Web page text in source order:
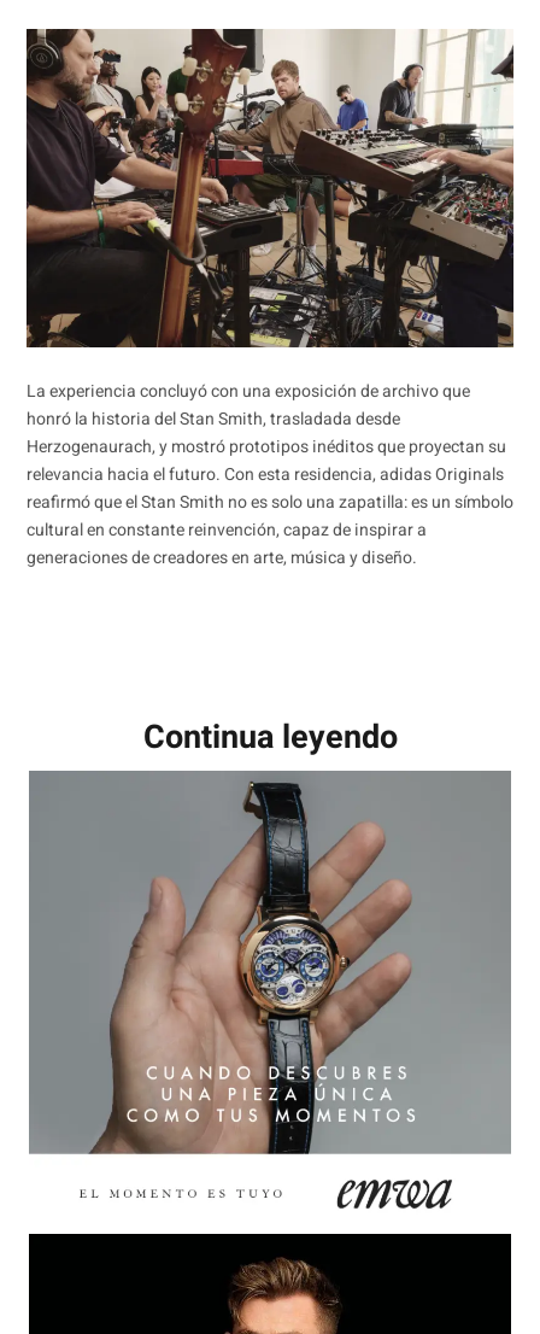
La experiencia concluyó con una exposición de archivo que
honró la historia del Stan Smith, trasladada desde
Herzogenaurach, y mostró prototipos inéditos que proyectan su
relevancia hacia el futuro. Con esta residencia, adidas Originals
reafirmó que el Stan Smith no es solo una zapatilla: es un símbolo
cultural en constante reinvención, capaz de inspirar a
generaciones de creadores en arte, música y diseño.
Continua leyendo